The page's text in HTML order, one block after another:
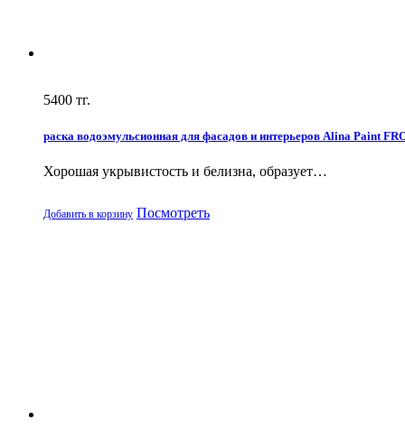
5400 тг.
раска водоэмульсионная для фасадов и интерьеров Alina Paint
Хорошая укрывистость и белизна, образует…
Добавить в корзину Посмотреть